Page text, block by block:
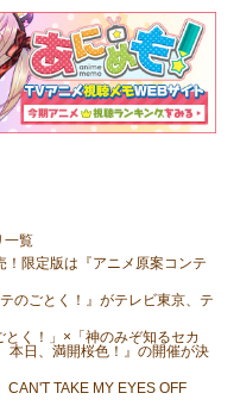
一覧
！限定版は『アニメ原案コンテ
のごとく！』がテレビ東京、テ
く！」×「神のみぞ知るセカ
日、満開桜色！』の開催が決
TAKE MY EYES OFF